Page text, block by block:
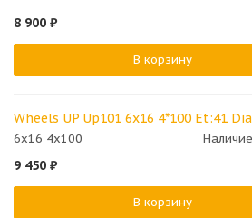
8 900 ₽
В корзину
Wheels UP Up101 6x16 4*100 Et:41
6x16 4x100
9 450 ₽
В корзину